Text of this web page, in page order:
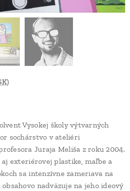
Vysokej školy výtvarných
sochárstvo v ateliéri
Juraja Meliša z roku 2004.
aj exteriérovej plastike, maľbe a
sa intenzívne zameriava na
nadväzuje na jeho ideový